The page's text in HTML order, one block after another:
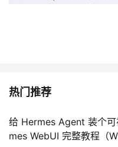
热门推荐
给 Hermes Agent 装个
mes WebUI 完整教程（